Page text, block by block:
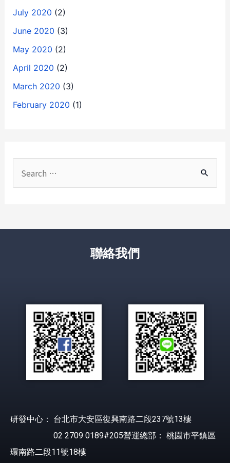
July 2020 (2)
June 2020 (3)
May 2020 (2)
April 2020 (2)
March 2020 (3)
February 2020 (1)
聯絡我們
研發中心： 台北市大安區復興南路二段237號13樓
02 2709 0189#205營運總部： 桃園市平鎮區
環南路二段11號18樓